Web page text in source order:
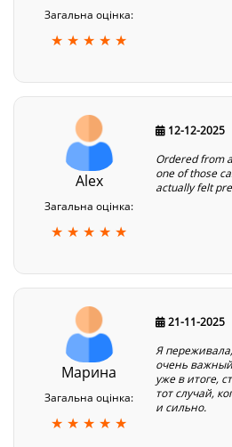
Загальна оцінка:
★ ★ ★ ★ ★
Alex
Загальна оцінка:
★ ★ ★ ★ ★
12-12-2025
Ordered from
one of those
actually felt
Марина
Загальна оцінка:
★ ★ ★ ★ ★
21-11-2025
Я
очень важный
уже в итоге,
тот случай,
и сильно.